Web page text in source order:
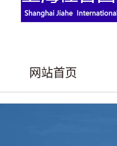
网站首页